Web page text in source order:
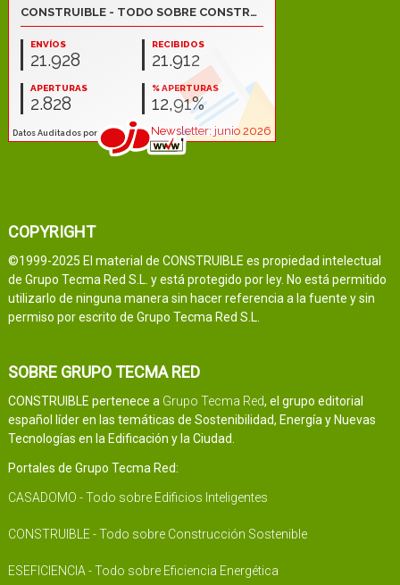
COPYRIGHT
©1999-2025 El material de CONSTRUIBLE es propiedad intelectual
de Grupo Tecma Red S.L. y está protegido por ley. No está permitido
utilizarlo de ninguna manera sin hacer referencia a la fuente y sin
permiso por escrito de Grupo Tecma Red S.L.
SOBRE GRUPO TECMA RED
CONSTRUIBLE pertenece a Grupo Tecma Red, el grupo editorial
español líder en las temáticas de Sostenibilidad, Energía y Nuevas
Tecnologías en la Edificación y la Ciudad.
Portales de Grupo Tecma Red:
CASADOMO - Todo sobre Edificios Inteligentes
CONSTRUIBLE - Todo sobre Construcción Sostenible
ESEFICIENCIA - Todo sobre Eficiencia Energética